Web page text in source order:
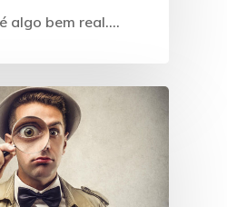
algo bem real.…